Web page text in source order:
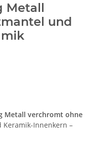
Metall
und
Metall verchromt ohne
Innenkern –